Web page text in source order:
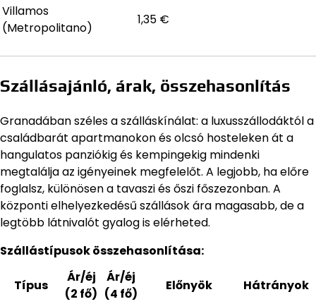
Villamos
(Metropolitano)
1,35 €
Szállásajánló, árak, összehasonlítás
Granadában széles a szálláskínálat: a luxusszállodáktól a
családbarát apartmanokon és olcsó hosteleken át a
hangulatos panziókig és kempingekig mindenki
megtalálja az igényeinek megfelelőt. A legjobb, ha előre
foglalsz, különösen a tavaszi és őszi főszezonban. A
központi elhelyezkedésű szállások ára magasabb, de a
legtöbb látnivalót gyalog is elérheted.
Szállástípusok összehasonlítása:
Típus
Ár/éj
(2 fő)
Ár/éj
(4 fő)
Előnyök
Hátrányok